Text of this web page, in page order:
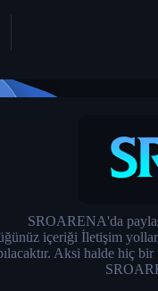
SROARENA'da
içeriği İletişim
Aksi halde hiç